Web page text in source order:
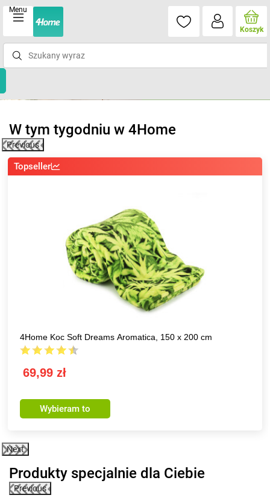
Menu
Koszyk
W tym tygodniu w 4Home
Previous
Topseller
4Home Koc Soft Dreams Aromatica, 150 x 200 cm
69,99 zł
Wybieram to
Next
Produkty specjalnie dla Ciebie
Previous